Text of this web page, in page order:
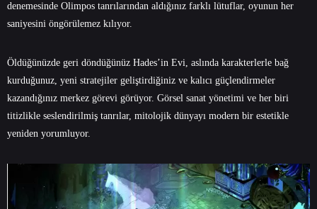
denemesinde Olimpos tanrılarından aldığınız farklı lütuflar, oyunun her
saniyesini öngörülemez kılıyor.
Öldüğünüzde geri döndüğünüz Hades’in Evi, aslında karakterlerle bağ
kurduğunuz, yeni stratejiler geliştirdiğiniz ve kalıcı güçlendirmeler
kazandığınız merkez görevi görüyor. Görsel sanat yönetimi ve her biri
titizlikle seslendirilmiş tanrılar, mitolojik dünyayı modern bir estetikle
yeniden yorumluyor.